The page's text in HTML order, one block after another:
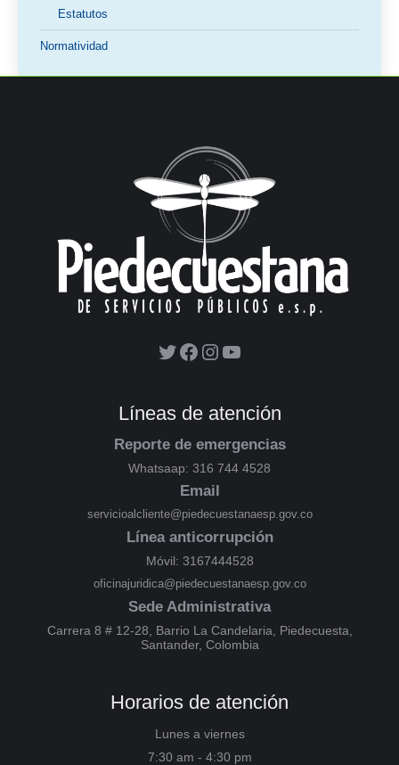
Estatutos
Normatividad
Líneas de atención
Reporte de emergencias
Whatsaap: 316 744 4528
Email
servicioalcliente@piedecuestanaesp.gov.co
Línea anticorrupción
Móvil: 3167444528
oficinajuridica@piedecuestanaesp.gov.co
Sede Administrativa
Carrera 8 # 12-28, Barrio La Candelaria, Piedecuesta,
Santander, Colombia
Horarios de atención
Lunes a viernes
7:30 am - 4:30 pm